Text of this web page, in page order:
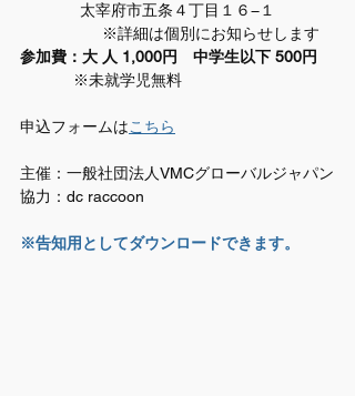
	　太宰府市五条４丁目１６−１
※詳細は個別にお知らせします
参加費：大 人 1,000円　中学生以下 500円
※未就学児無料
申込フォームはこちら
主催：一般社団法人VMCグローバルジャパン
協力：dc raccoon
※告知用としてダウンロードできます。